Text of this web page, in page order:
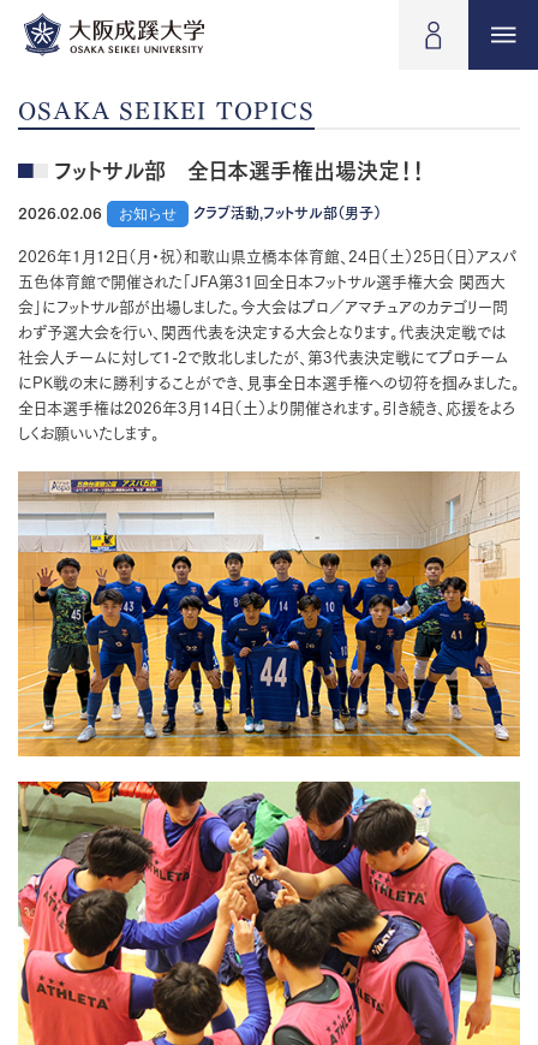
OSAKA SEIKEI TOPICS
フットサル部 全日本選手権出場決定！！
2026.02.06 お知らせ クラブ活動,フットサル部（男子）
2026年1月12日（月・祝）和歌山県立橋本体育館、24日（土）25日（日）アスパ
五色体育館で開催された「JFA第31回全日本フットサル選手権大会 関西大
会」にフットサル部が出場しました。今大会はプロ／アマチュアのカテゴリー問
わず予選大会を行い、関西代表を決定する大会となります。代表決定戦では
社会人チームに対して1-2で敗北しましたが、第3代表決定戦にてプロチーム
にPK戦の末に勝利することができ、見事全日本選手権への切符を掴みました。
全日本選手権は2026年3月14日（土）より開催されます。引き続き、応援をよろ
しくお願いいたします。